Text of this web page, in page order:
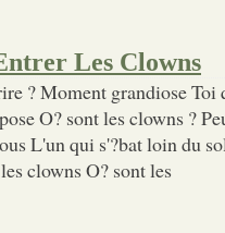
Les Clowns
? Moment grandiose Toi
O? sont les clowns ?
L'un qui s'?bat loin du
clowns O? sont les